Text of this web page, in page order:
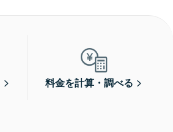
料金を計算・調べる